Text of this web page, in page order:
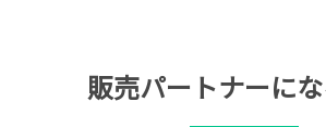
販売パートナーに